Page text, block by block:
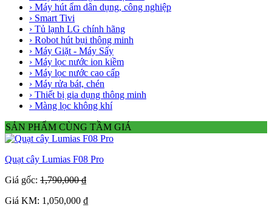
› Máy hút ẩm dân dụng, công nghiệp
› Smart Tivi
› Tủ lạnh LG chính hãng
› Robot hút bụi thông minh
› Máy Giặt - Máy Sấy
› Máy lọc nước ion kiềm
› Máy lọc nước cao cấp
› Máy rửa bát, chén
› Thiết bị gia dụng thông minh
› Màng lọc không khí
SẢN PHẨM CÙNG TẦM GIÁ
Quạt cây Lumias F08 Pro
Giá gốc: 1,790,000 ₫
Giá KM: 1,050,000 ₫